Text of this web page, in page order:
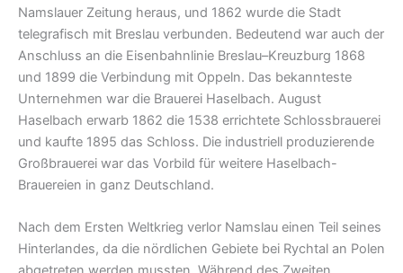
Namslauer Zeitung heraus, und 1862 wurde die Stadt
telegrafisch mit Breslau verbunden. Bedeutend war auch der
Anschluss an die Eisenbahnlinie Breslau–Kreuzburg 1868
und 1899 die Verbindung mit Oppeln. Das bekannteste
Unternehmen war die Brauerei Haselbach. August
Haselbach erwarb 1862 die 1538 errichtete Schlossbrauerei
und kaufte 1895 das Schloss. Die industriell produzierende
Großbrauerei war das Vorbild für weitere Haselbach-
Brauereien in ganz Deutschland.
Nach dem Ersten Weltkrieg verlor Namslau einen Teil seines
Hinterlandes, da die nördlichen Gebiete bei Rychtal an Polen